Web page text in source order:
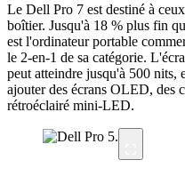
Le Dell Pro 7 est destiné à
boîtier. Jusqu'à 18 % plus fin
est l'ordinateur portable
le 2-en-1 de sa catégorie.
peut atteindre jusqu'à 500 nits,
ajouter des écrans OLED, des
rétroéclairé mini-LED.